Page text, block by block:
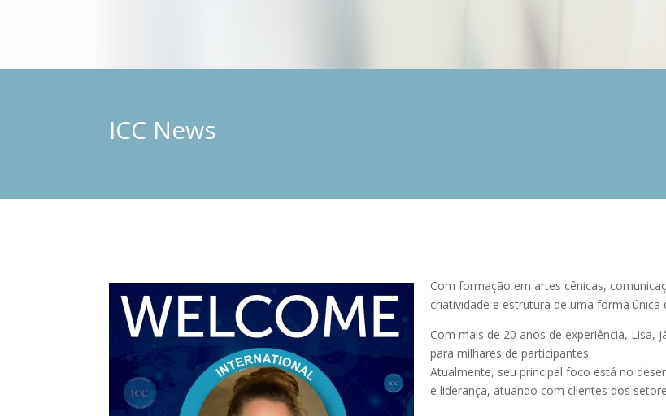
ICC News
Com formação em artes cênicas,
criatividade e estrutura de uma forma
Com mais de 20 anos de experiência, Lisa,
para milhares de participantes.
Atualmente, seu principal foco está no
e liderança, atuando com clientes dos